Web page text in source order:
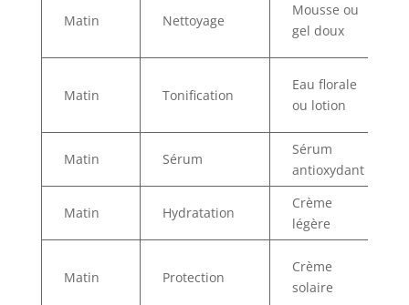
Matin Nettoyage
Mousse ou
gel doux
Matin Tonification
Eau florale
ou lotion
Matin Sérum
Sérum
antioxydant
Matin Hydratation
Crème
légère
Matin Protection
Crème
solaire